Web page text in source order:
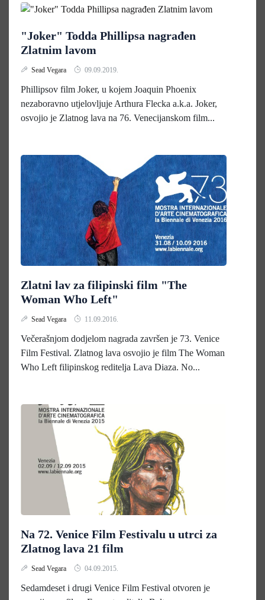
"Joker" Todda Phillipsa nagrađen
Zlatnim lavom
Sead Vegara 09.09.2019.
Phillipsov film Joker, u kojem Joaquin Phoenix
nezaboravno utjelovljuje Arthura Flecka a.k.a. Joker,
osvojio je Zlatnog lava na 76. Venecijanskom film...
Zlatni lav za filipinski film "The
Woman Who Left"
Sead Vegara 11.09.2016.
Večerašnjom dodjelom nagrada završen je 73. Venice
Film Festival. Zlatnog lava osvojio je film The Woman
Who Left filipinskog reditelja Lava Diaza. No...
Na 72. Venice Film Festivalu u utrci za
Zlatnog lava 21 film
Sead Vegara 04.09.2015.
Sedamdeset i drugi Venice Film Festival otvoren je